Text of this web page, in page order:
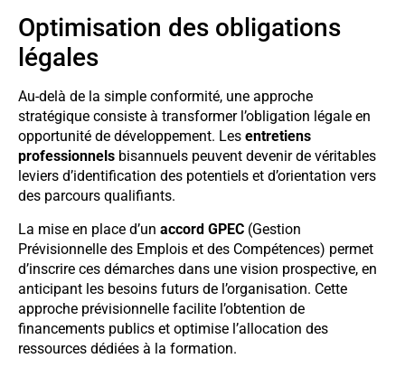
Optimisation des obligations
légales
Au-delà de la simple conformité, une approche
stratégique consiste à transformer l’obligation légale en
opportunité de développement. Les entretiens
professionnels bisannuels peuvent devenir de véritables
leviers d’identification des potentiels et d’orientation vers
des parcours qualifiants.
La mise en place d’un accord GPEC (Gestion
Prévisionnelle des Emplois et des Compétences) permet
d’inscrire ces démarches dans une vision prospective, en
anticipant les besoins futurs de l’organisation. Cette
approche prévisionnelle facilite l’obtention de
financements publics et optimise l’allocation des
ressources dédiées à la formation.